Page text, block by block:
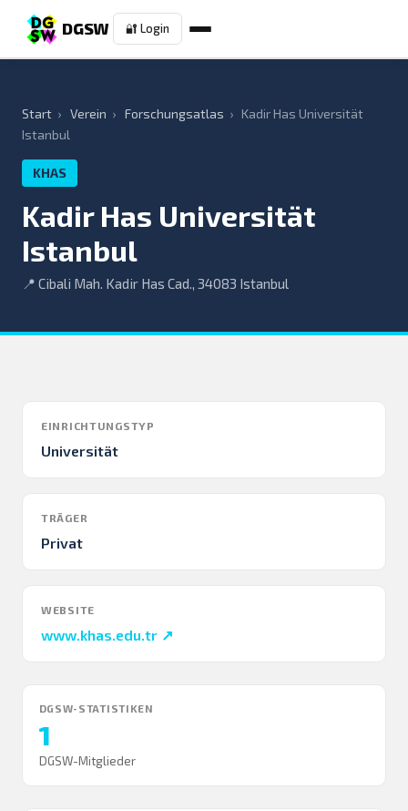
DGSW 🔐 Login
Start › Verein › Forschungsatlas › Kadir Has Universität
Istanbul
KHAS
Kadir Has Universität
Istanbul
📍 Cibali Mah. Kadir Has Cad., 34083 Istanbul
EINRICHTUNGSTYP
Universität
TRÄGER
Privat
WEBSITE
www.khas.edu.tr ↗
DGSW-STATISTIKEN
1
DGSW-Mitglieder